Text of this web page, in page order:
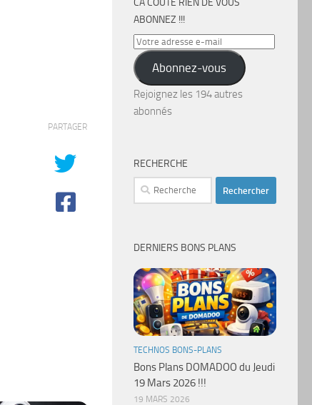
PARTAGER
CA COÛTE RIEN DE VOUS
ABONNEZ !!!
Votre
adresse
e-
mail
Abonnez-vous
Rejoignez les 194 autres
abonnés
RECHERCHE
Rechercher :
DERNIERS BONS PLANS
TECHNOS BONS-PLANS
Bons Plans DOMADOO du Jeudi
19 Mars 2026 !!!
19 MARS 2026